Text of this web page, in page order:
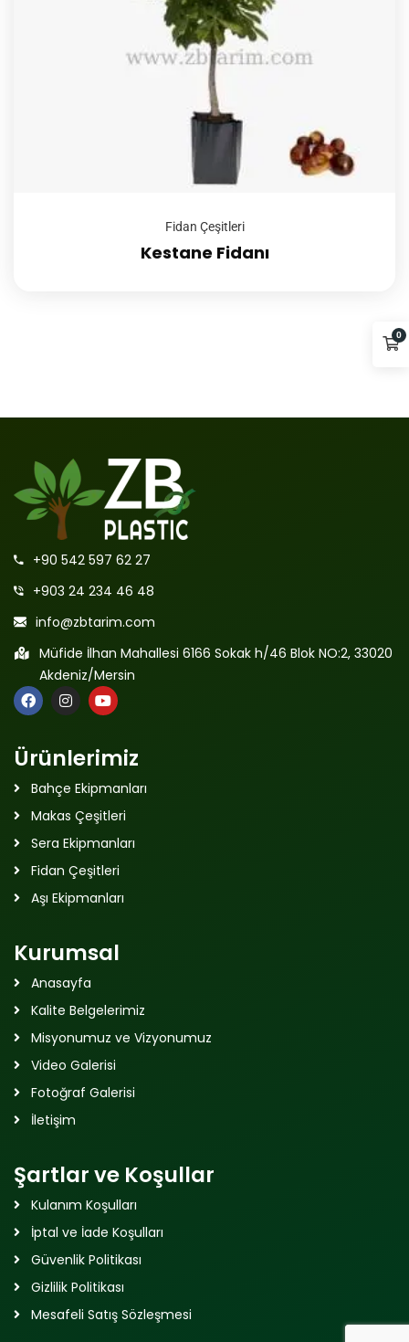
Fidan Çeşitleri
Kestane Fidanı
+90 542 597 62 27
+903 24 234 46 48
info@zbtarim.com
Müfide İlhan Mahallesi 6166 Sokak h/46 Blok NO:2, 33020
Akdeniz/Mersin
Ürünlerimiz
Bahçe Ekipmanları
Makas Çeşitleri
Sera Ekipmanları
Fidan Çeşitleri
Aşı Ekipmanları
Kurumsal
Anasayfa
Kalite Belgelerimiz
Misyonumuz ve Vizyonumuz
Video Galerisi
Fotoğraf Galerisi
İletişim
Şartlar ve Koşullar
Kulanım Koşulları
İptal ve İade Koşulları
Güvenlik Politikası
Gizlilik Politikası
Mesafeli Satış Sözleşmesi
0